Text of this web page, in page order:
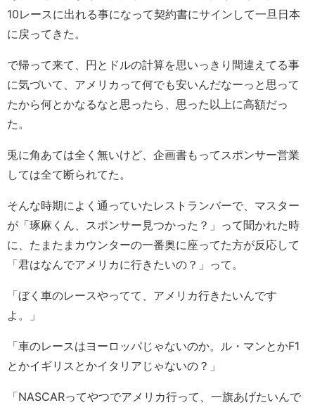
10レースに出れる事になって契約書にサインして一旦日本
に戻ってきた。
で帰って来て、円とドルの計算を思いっきり間違えてる事
に気づいて、アメリカって何でも安いんだなーっと思って
たから何とかなるなと思ったら、思った以上に高額だっ
た。
兎に角あては全く無いけど、企画書もってスポンサー営業
しては全て断られてた。
そんな時期によく通っていたレストランバーで、マスター
が「琢麻くん、スポンサー見つかった？」って聞かれた時
に、たまたまカウンターの一番奥に座ってた方が反応して
「君はなんでアメリカに行きたいの？」って。
「ぼく車のレースやってて、アメリカ行きたいんです
よ。」
「車のレースはヨーロッパじゃないのか。ル・マンとかF1
とかイギリスとかイタリアじゃないの？」
「NASCARってやつでアメリカ行って、一旗あげたいんで